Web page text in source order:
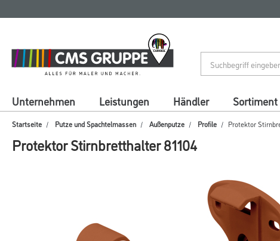
springen
springen
Unternehmen Leistungen Händler Sortiment
Startseite Putze und Spachtelmassen Außenputze Profile Protektor
Protektor Stirnbretthalter 81104